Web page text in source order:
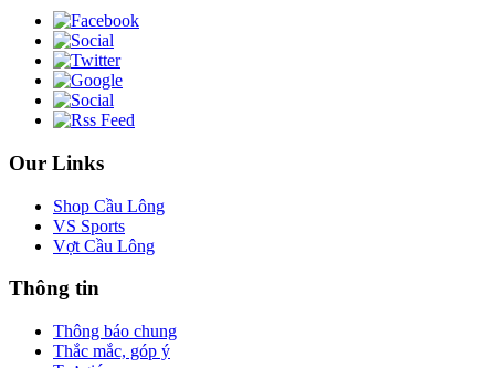
Our Links
Shop Cầu Lông
VS Sports
Vợt Cầu Lông
Thông tin
Thông báo chung
Thắc mắc, góp ý